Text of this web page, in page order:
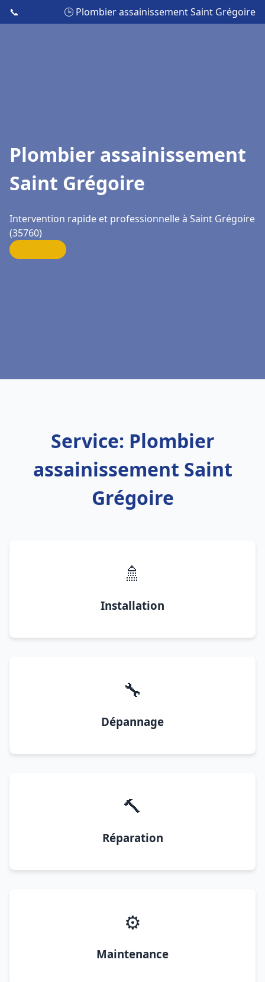
📞 🕒 Plombier assainissement Saint Grégoire
Plombier assainissement
Saint Grégoire
Intervention rapide et professionnelle à Saint Grégoire
(35760)
Service: Plombier
assainissement Saint
Grégoire
🚿
Installation
🔧
Dépannage
🔨
Réparation
⚙️
Maintenance